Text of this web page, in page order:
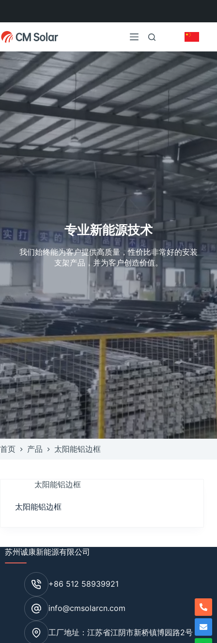
过
容
专业新能源技术
我们始终能为客户提供高质量，性价比非常好的安装
支架产品，并为客户创造价值。
首页 产品 太阳能铝边框
太阳能铝边框
太阳能铝边框
苏州诚康新能源有限公司
+86 512 58939921
info@cmsolarcn.com
工厂地址：江苏省江阴市新桥镇博园路2号